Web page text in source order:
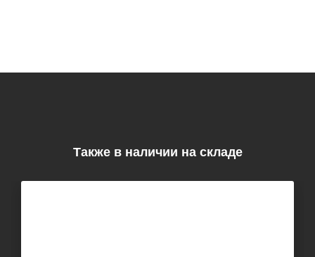
Также в наличии на складе